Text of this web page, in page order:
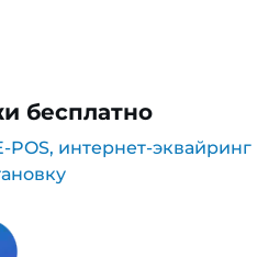
бесплатно
интернет-эквайринг